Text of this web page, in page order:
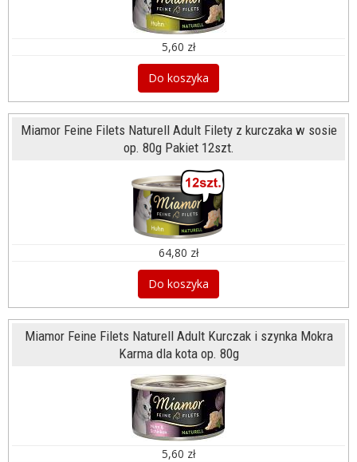
5,60 zł
Do koszyka
Miamor Feine Filets Naturell Adult Filety z kurczaka w sosie
op. 80g Pakiet 12szt.
64,80 zł
Do koszyka
Miamor Feine Filets Naturell Adult Kurczak i szynka Mokra
Karma dla kota op. 80g
5,60 zł